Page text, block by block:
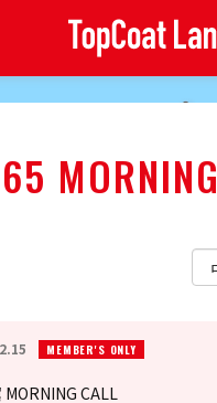
MEMBER'S ONLY
MORNING CALL